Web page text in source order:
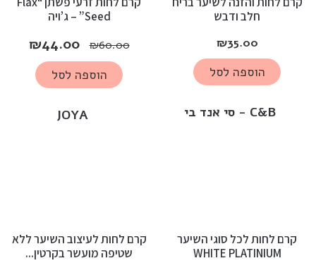
C&B - סי אנד בי
חלב ודבש
₪35.00
הוספה לסל
JOYA
Seed” – ג’ויה
₪60.00
₪44.00
הוספה לסל
קרם לחות לכל סוגי השיער
WHITE PLATINIUM
קרם לחות לעיצוב השיער ללא
שטיפה מועשר בקרטין...